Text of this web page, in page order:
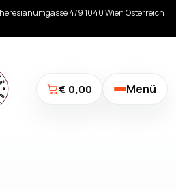
4/9 1040 Wien Österreich
€ 0,00 Menü